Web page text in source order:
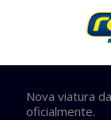
Nova viatura
oficialmente.